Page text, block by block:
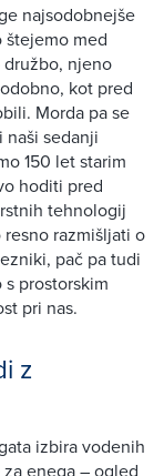
najsodobnejše
med
njeno
kot pred
Morda pa se
naši sedanji
150 let starim
hoditi pred
tehnologij
razmišljati o
pač pa tudi
prostorskim
pri nas.
z
izbira vodenih
enega – ogled